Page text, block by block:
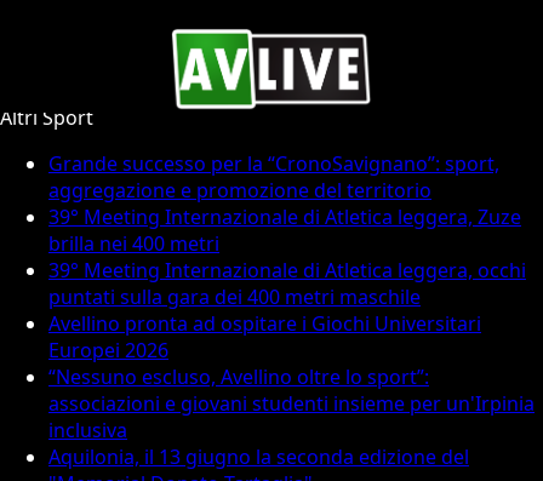
Altri Sport
Altri Sport
Grande successo per la “CronoSavignano”: sport,
aggregazione e promozione del territorio
39° Meeting Internazionale di Atletica leggera, Zuze
brilla nei 400 metri
39° Meeting Internazionale di Atletica leggera, occhi
puntati sulla gara dei 400 metri maschile
Avellino pronta ad ospitare i Giochi Universitari
Europei 2026
“Nessuno escluso, Avellino oltre lo sport”:
associazioni e giovani studenti insieme per un'Irpinia
inclusiva
Aquilonia, il 13 giugno la seconda edizione del